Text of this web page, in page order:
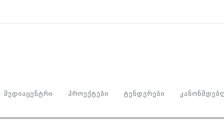
ᲛᲔᲓᲘᲐᲪᲔᲜᲢᲠᲘ ᲞᲠᲝᲔᲥᲢᲔᲑᲘ ᲢᲔᲜᲓᲔᲠᲔᲑᲘ